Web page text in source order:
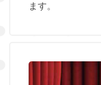
ます。